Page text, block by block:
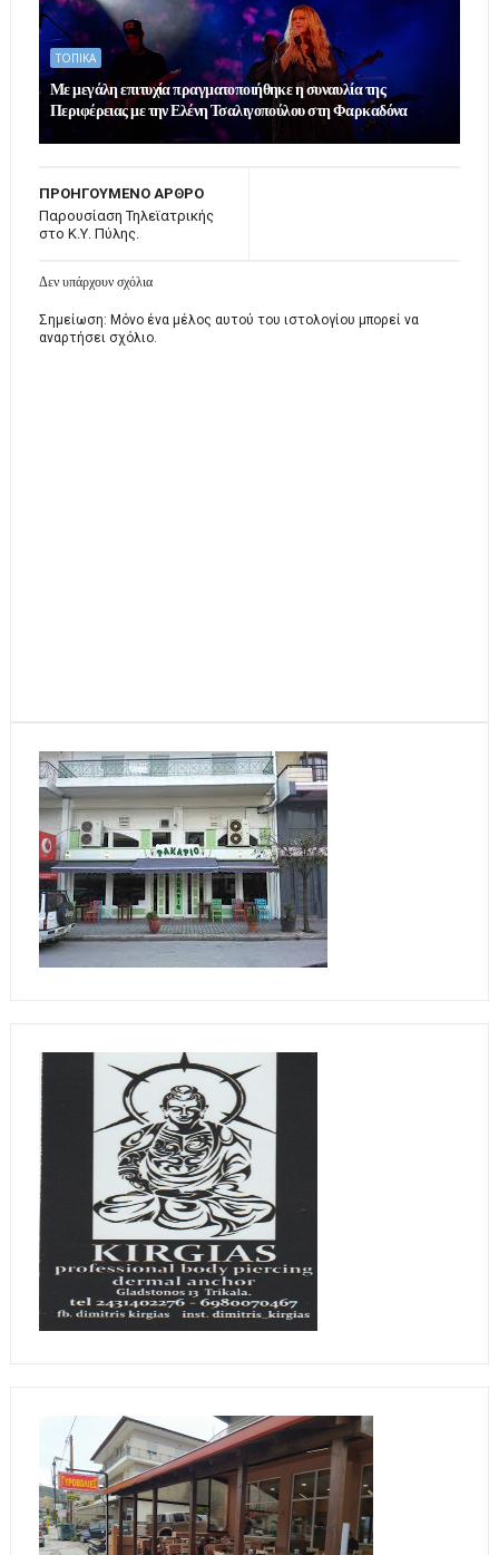
ΤΟΠΙΚΑ
Με μεγάλη επιτυχία πραγματοποιήθηκε η συναυλία της
Περιφέρειας με την Ελένη Τσαλιγοπούλου στη Φαρκαδόνα
ΠΡΟΗΓΟΥΜΕΝΟ ΑΡΘΡΟ
Παρουσίαση Τηλεϊατρικής
στο Κ.Υ. Πύλης.
Δεν υπάρχουν σχόλια
Σημείωση: Μόνο ένα μέλος αυτού του ιστολογίου μπορεί να
αναρτήσει σχόλιο.